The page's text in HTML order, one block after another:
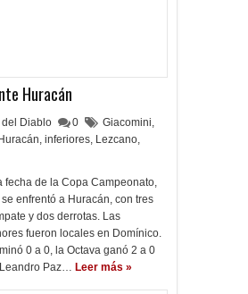
Huracán
del Diablo 0 Giacomini,
Huracán, inferiores, Lezcano,
fecha de la Copa Campeonato,
enfrentó a Huracán, con tres
y dos derrotas. Las
fueron locales en Domínico.
0 a 0, la Octava ganó 2 a 0
Paz… Leer más »